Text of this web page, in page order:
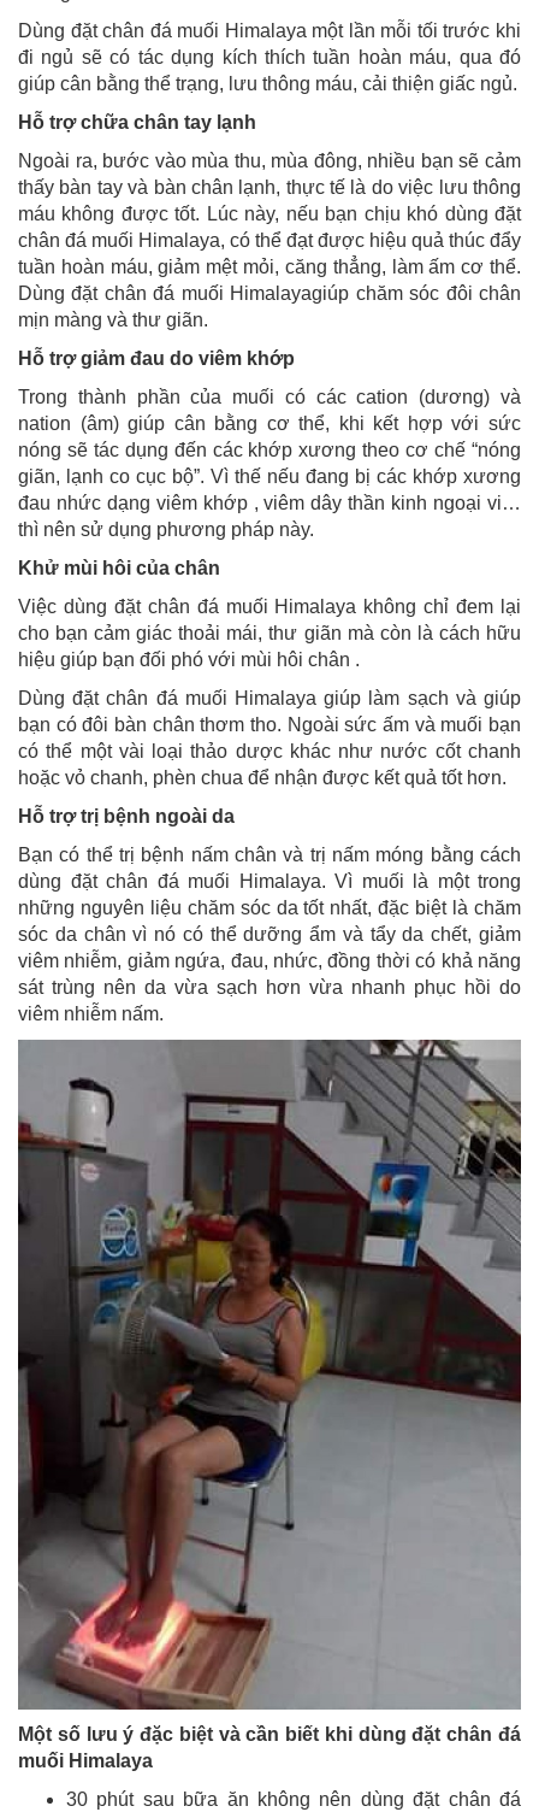
Dùng đặt chân đá muối Himalaya một lần mỗi tối trước khi
đi ngủ sẽ có tác dụng kích thích tuần hoàn máu, qua đó
giúp cân bằng thể trạng, lưu thông máu, cải thiện giấc ngủ.
Hỗ trợ chữa chân tay lạnh
Ngoài ra, bước vào mùa thu, mùa đông, nhiều bạn sẽ cảm
thấy bàn tay và bàn chân lạnh, thực tế là do việc lưu thông
máu không được tốt. Lúc này, nếu bạn chịu khó dùng đặt
chân đá muối Himalaya, có thể đạt được hiệu quả thúc đẩy
tuần hoàn máu, giảm mệt mỏi, căng thẳng, làm ấm cơ thể.
Dùng đặt chân đá muối Himalayagiúp chăm sóc đôi chân
mịn màng và thư giãn.
Hỗ trợ giảm đau do viêm khớp
Trong thành phần của muối có các cation (dương) và
nation (âm) giúp cân bằng cơ thể, khi kết hợp với sức
nóng sẽ tác dụng đến các khớp xương theo cơ chế “nóng
giãn, lạnh co cục bộ”. Vì thế nếu đang bị các khớp xương
đau nhức dạng viêm khớp , viêm dây thần kinh ngoại vi…
thì nên sử dụng phương pháp này.
Khử mùi hôi của chân
Việc dùng đặt chân đá muối Himalaya không chỉ đem lại
cho bạn cảm giác thoải mái, thư giãn mà còn là cách hữu
hiệu giúp bạn đối phó với mùi hôi chân .
Dùng đặt chân đá muối Himalaya giúp làm sạch và giúp
bạn có đôi bàn chân thơm tho. Ngoài sức ấm và muối bạn
có thể một vài loại thảo dược khác như nước cốt chanh
hoặc vỏ chanh, phèn chua để nhận được kết quả tốt hơn.
Hỗ trợ trị bệnh ngoài da
Bạn có thể trị bệnh nấm chân và trị nấm móng bằng cách
dùng đặt chân đá muối Himalaya. Vì muối là một trong
những nguyên liệu chăm sóc da tốt nhất, đặc biệt là chăm
sóc da chân vì nó có thể dưỡng ẩm và tẩy da chết, giảm
viêm nhiễm, giảm ngứa, đau, nhức, đồng thời có khả năng
sát trùng nên da vừa sạch hơn vừa nhanh phục hồi do
viêm nhiễm nấm.
Một số lưu ý đặc biệt và cần biết khi dùng đặt chân đá
muối Himalaya
30 phút sau bữa ăn không nên dùng đặt chân đá